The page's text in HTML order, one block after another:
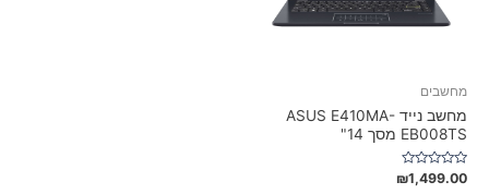
מחשבים
מחשב נייד ASUS E410MA-
EB008TS מסך 14"
Rated
0
₪1,499.00